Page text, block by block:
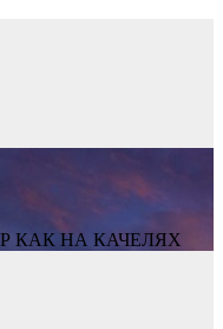
КАК НА КАЧЕЛЯХ